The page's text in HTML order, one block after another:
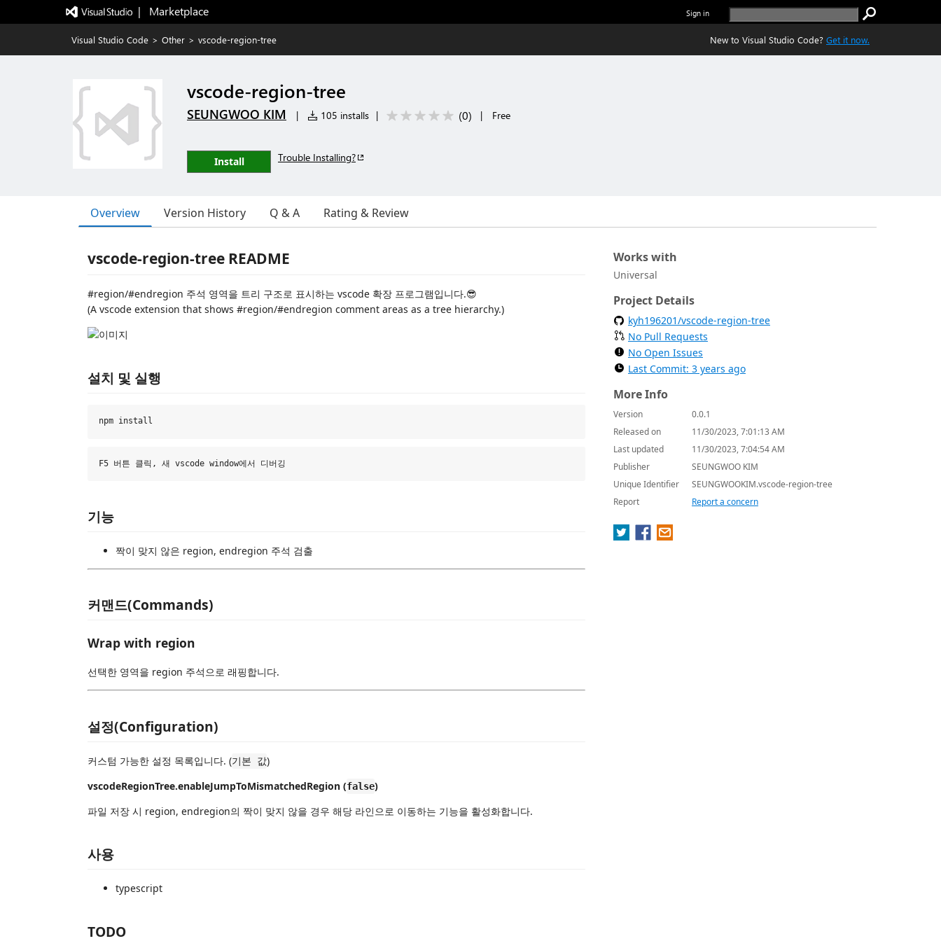
|   Marketplace Sign in
Visual Studio Code > Other > vscode-region-tree New to Visual Studio Code? Get it now.
vscode-region-tree
SEUNGWOO KIM | 105 installs | (0) | Free
Install Trouble Installing?
Overview Version History Q & A Rating & Review
vscode-region-tree README
#region/#endregion 주석 영역을 트리 구조로 표시하는 vscode 확장 프로그램입니다.😎
(A vscode extension that shows #region/#endregion comment areas as a tree hierarchy.)
설치 및 실행
기능
짝이 맞지 않은 region, endregion 주석 검출
커맨드(Commands)
Wrap with region
선택한 영역을 region 주석으로 래핑합니다.
설정(Configuration)
커스텀 가능한 설정 목록입니다. (기본 값)
vscodeRegionTree.enableJumpToMismatchedRegion (false)
파일 저장 시 region, endregion의 짝이 맞지 않을 경우 해당 라인으로 이동하는 기능을 활성화합니다.
사용
typescript
TODO
Works with
Universal
Project Details
kyh196201/vscode-region-tree
No Pull Requests
No Open Issues
Last Commit: 3 years ago
More Info
Version
0.0.1
Released on
11/30/2023, 7:01:13 AM
Last updated
11/30/2023, 7:04:54 AM
Publisher
SEUNGWOO KIM
Unique Identifier
SEUNGWOOKIM.vscode-region-tree
Report
Report a concern